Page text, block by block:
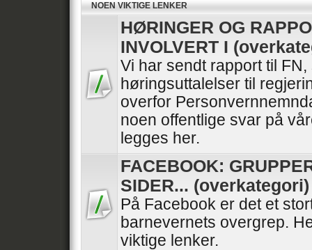
NOEN VIKTIGE LENKER
HØRINGER OG
INVOLVERT I
Vi har sendt rapport til
høringsuttalelser til
overfor
noen offentlige svar på
legges her.
FACEBOOK:
SIDER... (overkategori)
På Facebook er det et
barnevernets overgrep.
viktige lenker.